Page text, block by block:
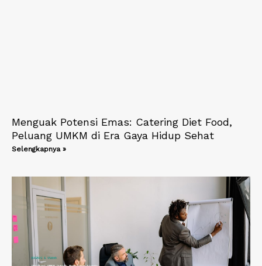
Menguak Potensi Emas: Catering Diet Food,
Peluang UMKM di Era Gaya Hidup Sehat
Selengkapnya »